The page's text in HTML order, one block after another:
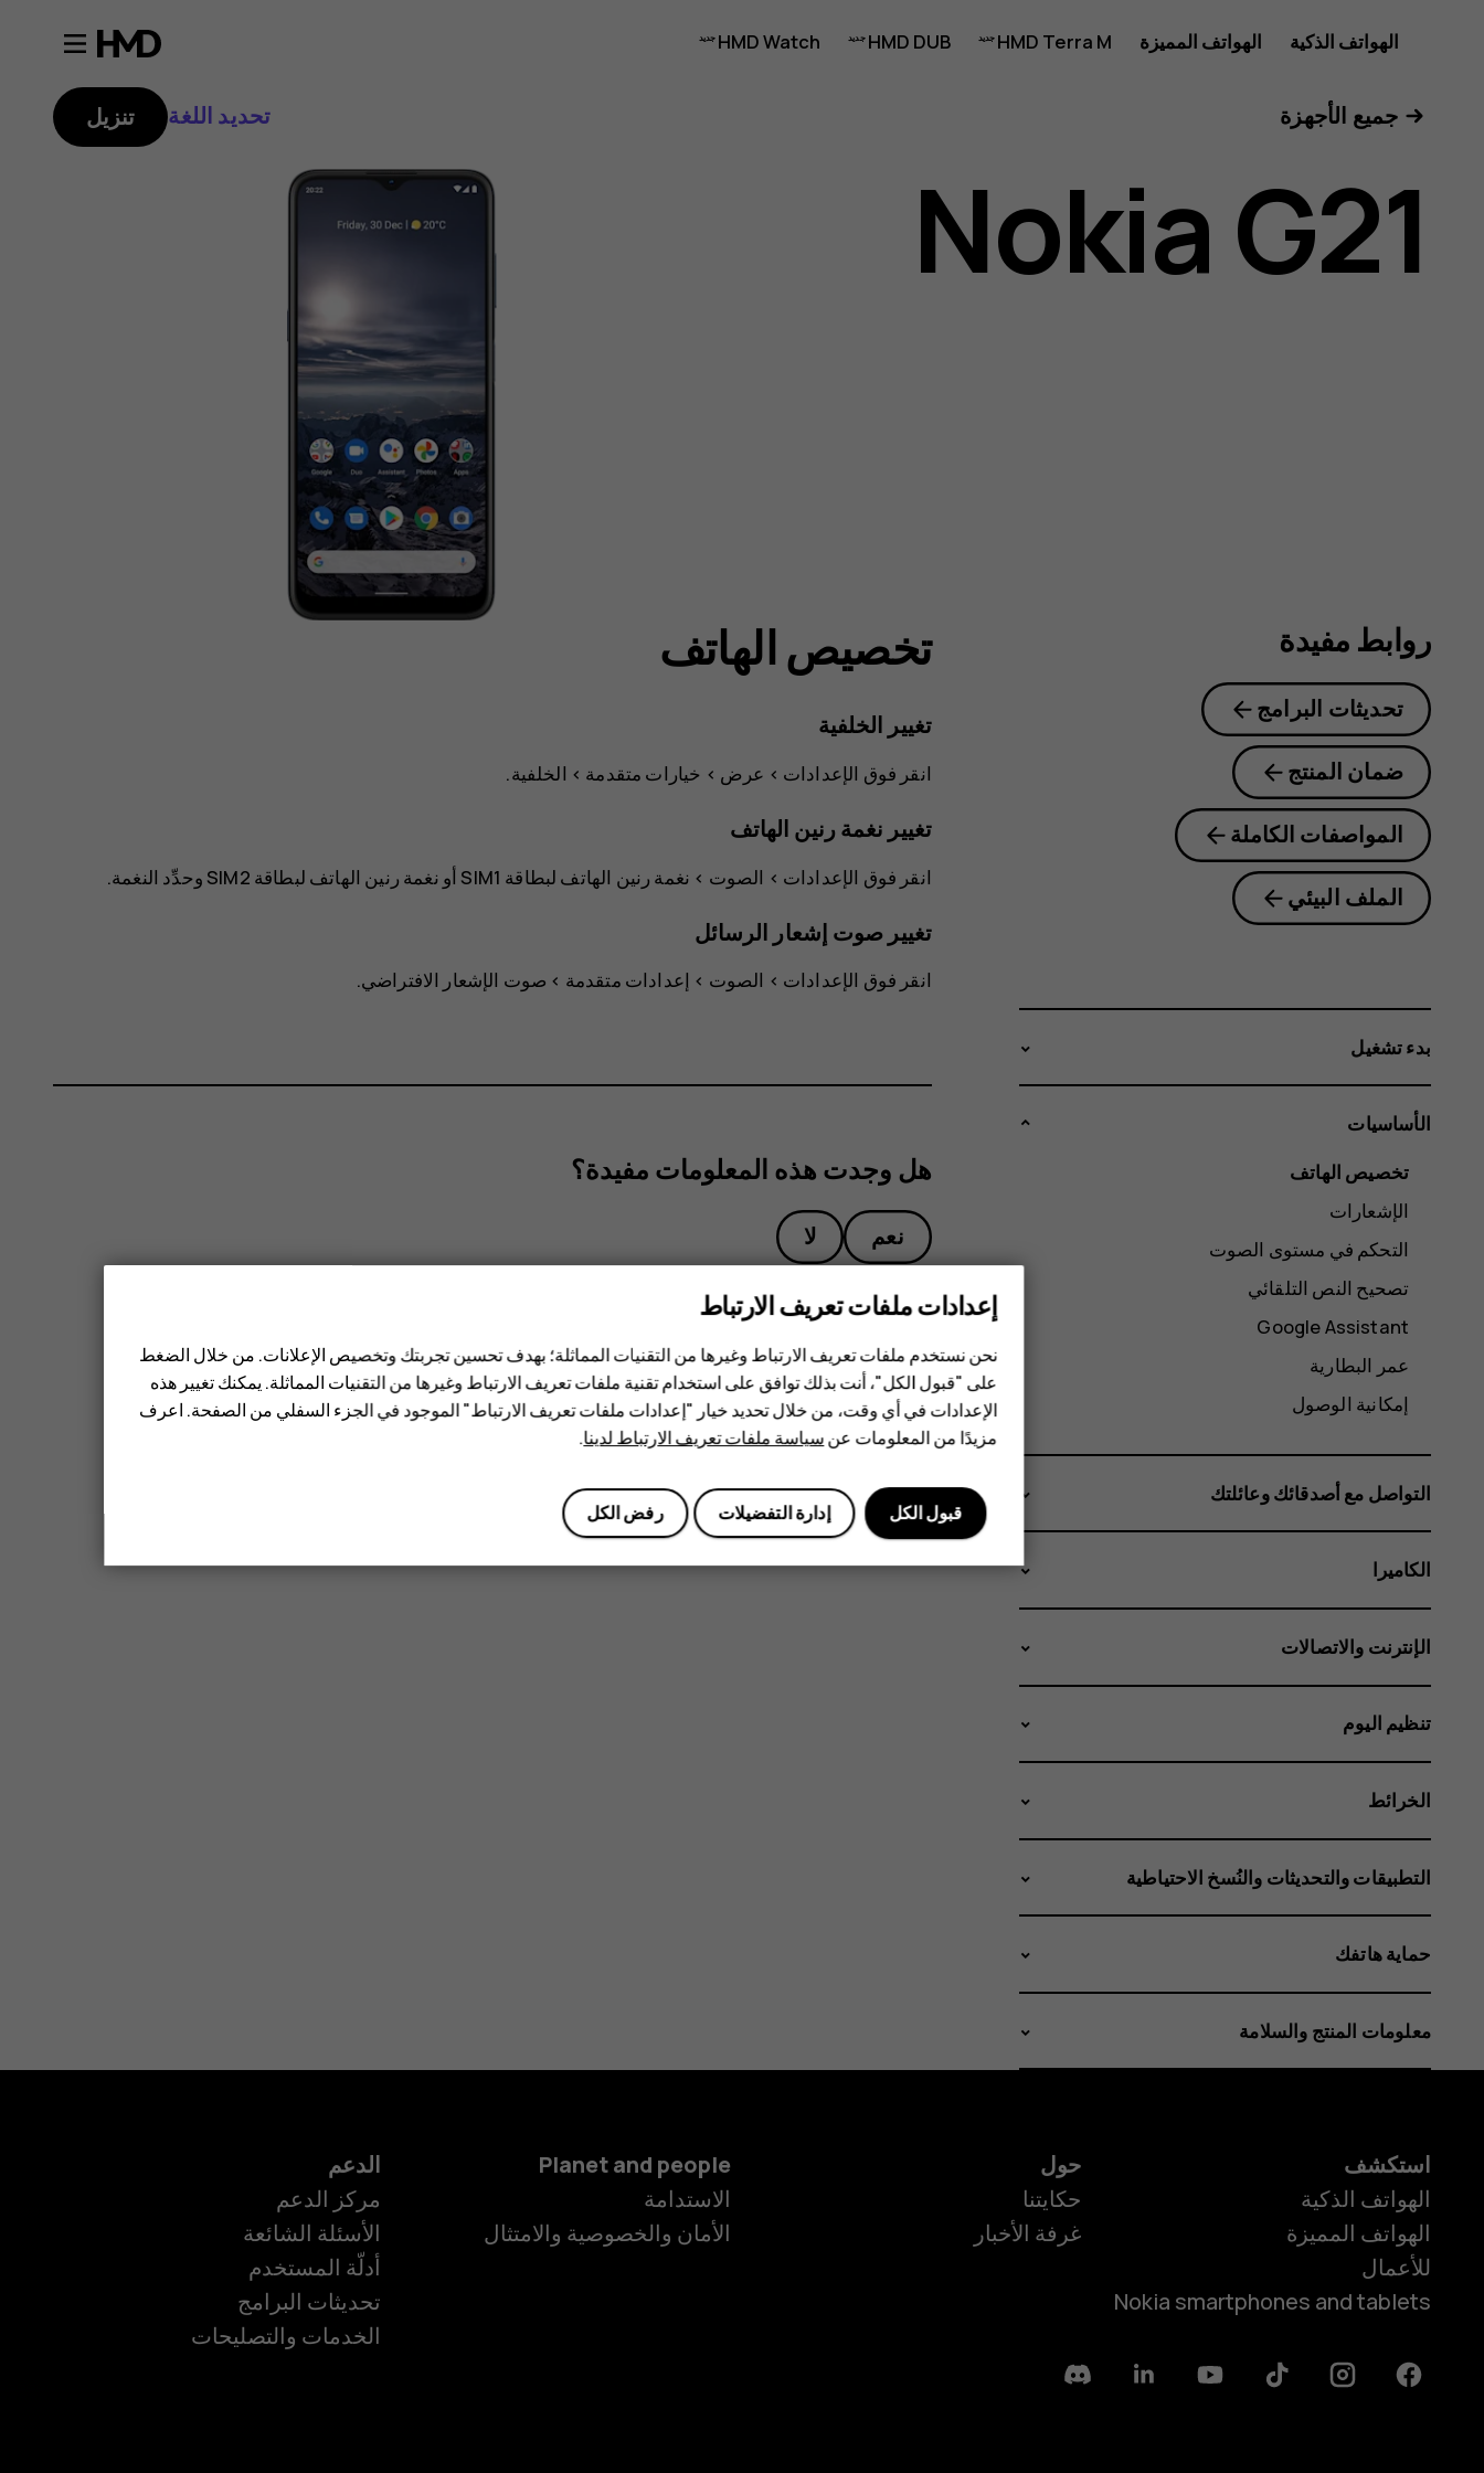
دليل
مستخدم
Nokia
الهواتف الذكية الهواتف المميزة HMD Terra M
HMD DUB
HMD Watch
جميع الأجهزة تحديد اللغة تنزيل
Nokia G21
تخصيص الهاتف
تغيير الخلفية
انقر فوق الإعدادات > عرض > خيارات متقدمة > الخلفية‏‎.
تغيير نغمة رنين الهاتف
انقر فوق الإعدادات > الصوت > نغمة رنين الهاتف لبطاقة SIM1 أو نغمة رنين الهاتف لبطاقة SIM2 وحدِّد النغمة.
تغيير صوت إشعار الرسائل
انقر فوق الإعدادات > الصوت > إعدادات متقدمة > صوت الإشعار الافتراضي.
هل وجدت هذه المعلومات مفيدة؟
نعم لا
روابط مفيدة
تحديثات البرامج
ضمان المنتج
المواصفات الكاملة
الملف البيئي
بدء تشغيل
الأساسيات
تخصيص الهاتف
الإشعارات
التحكم في مستوى الصوت
تصحيح النص التلقائي
Google Assistant
عمر البطارية
إمكانية الوصول
التواصل مع أصدقائك وعائلتك
الكاميرا
الإنترنت والاتصالات
تنظيم اليوم
الخرائط
التطبيقات والتحديثات والنُسخ الاحتياطية
حماية هاتفك
معلومات المنتج والسلامة
استكشف
الهواتف الذكية
الهواتف المميزة
للأعمال
Nokia smartphones and tablets
حول
حكايتنا
غرفة الأخبار
Planet and people
الاستدامة
الأمان والخصوصية والامتثال
الدعم
مركز الدعم
الأسئلة الشائعة
أدلّة المستخدم
تحديثات البرامج
الخدمات والتصليحات
Facebook
Instagram
Tiktok
Youtube
Linkedin
Discord
إعدادات ملفات تعريف الارتباط
نحن نستخدم ملفات تعريف الارتباط وغيرها من التقنيات المماثلة؛ بهدف تحسين تجربتك وتخصيص الإعلانات. من خلال الضغط
على "قبول الكل"، أنت بذلك توافق على استخدام تقنية ملفات تعريف الارتباط وغيرها من التقنيات المماثلة. يمكنك تغيير هذه
الإعدادات في أي وقت، من خلال تحديد خيار "إعدادات ملفات تعريف الارتباط" الموجود في الجزء السفلي من الصفحة. اعرف
مزيدًا من المعلومات عنسياسة ملفات تعريف الارتباط لدينا.
رفض الكل إدارة التفضيلات قبول الكل